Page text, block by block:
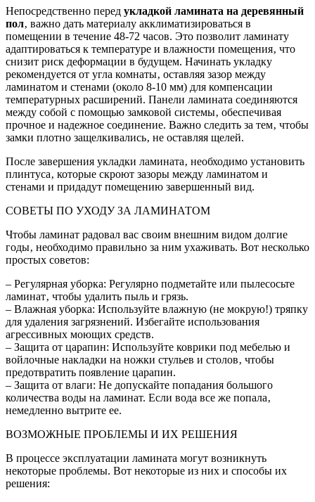
Непосредственно перед укладкой ламината на деревянный
пол‚ важно дать материалу акклиматизироваться в
помещении в течение 48-72 часов. Это позволит ламинату
адаптироваться к температуре и влажности помещения‚ что
снизит риск деформации в будущем. Начинать укладку
рекомендуется от угла комнаты‚ оставляя зазор между
ламинатом и стенами (около 8-10 мм) для компенсации
температурных расширений. Панели ламината соединяются
между собой с помощью замковой системы‚ обеспечивая
прочное и надежное соединение. Важно следить за тем‚ чтобы
замки плотно защелкивались‚ не оставляя щелей.
После завершения укладки ламината‚ необходимо установить
плинтуса‚ которые скроют зазоры между ламинатом и
стенами и придадут помещению завершенный вид.
СОВЕТЫ ПО УХОДУ ЗА ЛАМИНАТОМ
Чтобы ламинат радовал вас своим внешним видом долгие
годы‚ необходимо правильно за ним ухаживать. Вот несколько
простых советов:
– Регулярная уборка: Регулярно подметайте или пылесосьте
ламинат‚ чтобы удалить пыль и грязь.
– Влажная уборка: Используйте влажную (не мокрую!) тряпку
для удаления загрязнений. Избегайте использования
агрессивных моющих средств.
– Защита от царапин: Используйте коврики под мебелью и
войлочные накладки на ножки стульев и столов‚ чтобы
предотвратить появление царапин.
– Защита от влаги: Не допускайте попадания большого
количества воды на ламинат. Если вода все же попала‚
немедленно вытрите ее.
ВОЗМОЖНЫЕ ПРОБЛЕМЫ И ИХ РЕШЕНИЯ
В процессе эксплуатации ламината могут возникнуть
некоторые проблемы. Вот некоторые из них и способы их
решения: